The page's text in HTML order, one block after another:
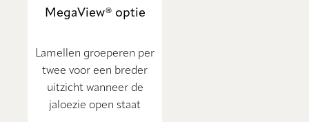
MegaView® optie
Lamellen groeperen per
twee voor een breder
uitzicht wanneer de
jaloezie open staat